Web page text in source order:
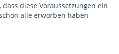
diese Voraussetzungen ein
alle erworben haben